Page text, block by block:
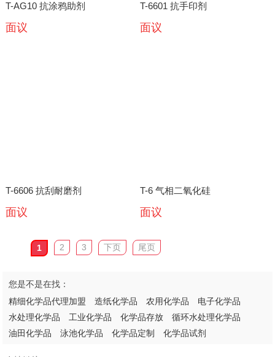
T-AG10 抗涂鸦助剂
面议
T-6601 抗手印剂
面议
T-6606 抗刮耐磨剂
面议
T-6 气相二氧化硅
面议
1 2 3 下页 尾页
您是不是在找：
精细化学品代理加盟
造纸化学品 农用化学品
电子化学品
水处理化学品
工业化学品 化学品存放
循环水处理化学品
油田化学品
泳池化学品 化学品定制 化学品试剂